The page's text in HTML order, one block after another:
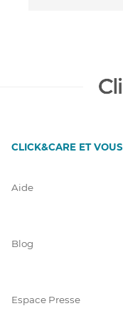
CLICK&CARE ET VOUS
Aide
Blog
Espace Presse